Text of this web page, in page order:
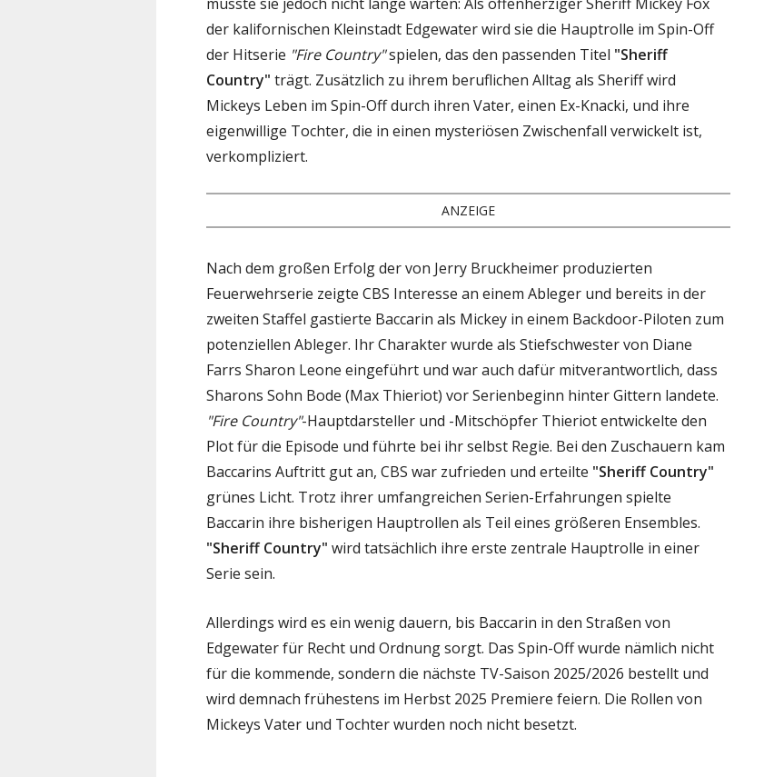
der kalifornischen Kleinstadt Edgewater wird sie die Hauptrolle im Spin-Off
der Hitserie "Fire Country"spielen, das den passenden Titel "Sheriff
Country" trägt. Zusätzlich zu ihrem beruflichen Alltag als Sheriff wird
Mickeys Leben im Spin-Off durch ihren Vater, einen Ex-Knacki, und ihre
eigenwillige Tochter, die in einen mysteriösen Zwischenfall verwickelt ist,
verkompliziert.
ANZEIGE
Nach dem großen Erfolg der von Jerry Bruckheimer produzierten
Feuerwehrserie zeigte CBS Interesse an einem Ableger und bereits in der
zweiten Staffel gastierte Baccarin als Mickey in einem Backdoor-Piloten zum
potenziellen Ableger. Ihr Charakter wurde als Stiefschwester von Diane
Farrs Sharon Leone eingeführt und war auch dafür mitverantwortlich, dass
Sharons Sohn Bode (Max Thieriot) vor Serienbeginn hinter Gittern landete.
"Fire Country"-Hauptdarsteller und -Mitschöpfer Thieriot entwickelte den
Plot für die Episode und führte bei ihr selbst Regie. Bei den Zuschauern kam
Baccarins Auftritt gut an, CBS war zufrieden und erteilte "Sheriff Country"
grünes Licht. Trotz ihrer umfangreichen Serien-Erfahrungen spielte
Baccarin ihre bisherigen Hauptrollen als Teil eines größeren Ensembles.
"Sheriff Country" wird tatsächlich ihre erste zentrale Hauptrolle in einer
Serie sein.
Allerdings wird es ein wenig dauern, bis Baccarin in den Straßen von
Edgewater für Recht und Ordnung sorgt. Das Spin-Off wurde nämlich nicht
für die kommende, sondern die nächste TV-Saison 2025/2026 bestellt und
wird demnach frühestens im Herbst 2025 Premiere feiern. Die Rollen von
Mickeys Vater und Tochter wurden noch nicht besetzt.